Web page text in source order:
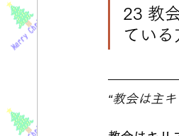
23 教
ている
“教会は主